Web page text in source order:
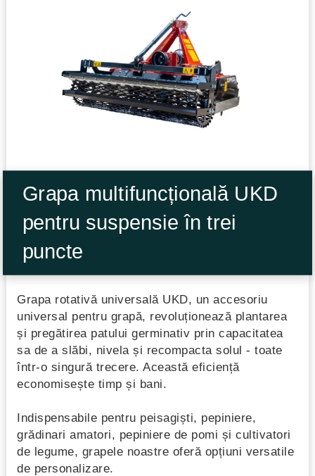
Grapa multifuncțională UKD
pentru suspensie în trei
puncte
Grapa rotativă universală UKD, un accesoriu
universal pentru grapă, revoluționează plantarea
și pregătirea patului germinativ prin capacitatea
sa de a slăbi, nivela și recompacta solul - toate
într-o singură trecere. Această eficiență
economisește timp și bani.
Indispensabile pentru peisagiști, pepiniere,
grădinari amatori, pepiniere de pomi și cultivatori
de legume, grapele noastre oferă opțiuni versatile
de personalizare.